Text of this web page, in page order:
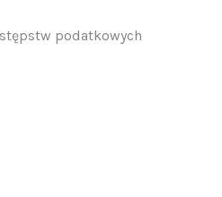
podatkowych